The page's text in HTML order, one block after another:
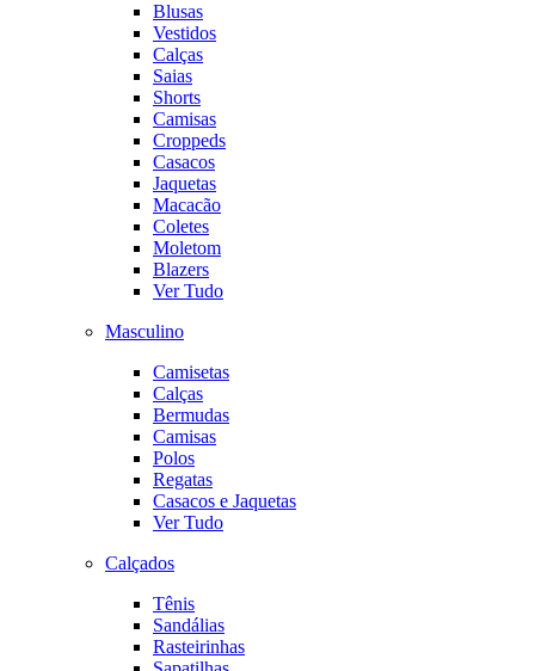
Blusas
Vestidos
Calças
Saias
Shorts
Camisas
Croppeds
Casacos
Jaquetas
Macacão
Coletes
Moletom
Blazers
Ver Tudo
Masculino
Camisetas
Calças
Bermudas
Camisas
Polos
Regatas
Casacos e Jaquetas
Ver Tudo
Calçados
Tênis
Sandálias
Rasteirinhas